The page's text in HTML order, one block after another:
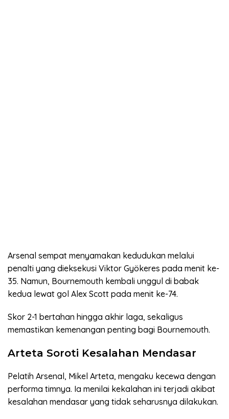
Arsenal sempat menyamakan kedudukan melalui
penalti yang dieksekusi Viktor Gyökeres pada menit ke-
35. Namun, Bournemouth kembali unggul di babak
kedua lewat gol Alex Scott pada menit ke-74.
Skor 2-1 bertahan hingga akhir laga, sekaligus
memastikan kemenangan penting bagi Bournemouth.
Arteta Soroti Kesalahan Mendasar
Pelatih Arsenal, Mikel Arteta, mengaku kecewa dengan
performa timnya. Ia menilai kekalahan ini terjadi akibat
kesalahan mendasar yang tidak seharusnya dilakukan.